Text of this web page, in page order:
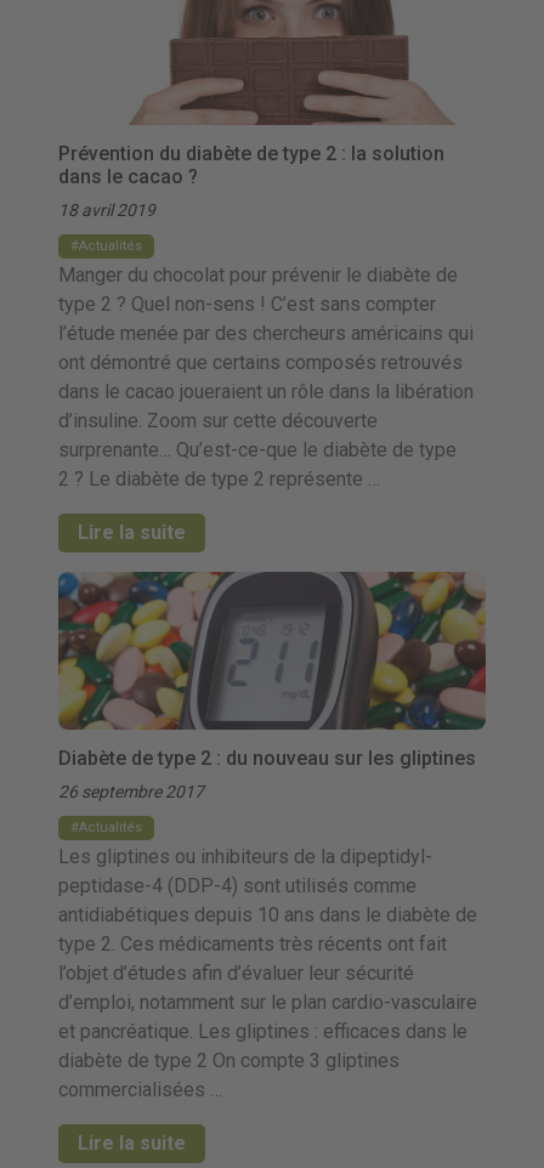
Prévention du diabète de type 2 : la solution
dans le cacao ?
18 avril 2019
Actualités
Manger du chocolat pour prévenir le diabète de
type 2 ? Quel non-sens ! C’est sans compter
l’étude menée par des chercheurs américains qui
ont démontré que certains composés retrouvés
dans le cacao joueraient un rôle dans la libération
d’insuline. Zoom sur cette découverte
surprenante… Qu’est-ce-que le diabète de type
2 ? Le diabète de type 2 représente …
Lire la suite
Diabète de type 2 : du nouveau sur les gliptines
26 septembre 2017
Actualités
Les gliptines ou inhibiteurs de la dipeptidyl-
peptidase-4 (DDP-4) sont utilisés comme
antidiabétiques depuis 10 ans dans le diabète de
type 2. Ces médicaments très récents ont fait
l’objet d’études afin d’évaluer leur sécurité
d’emploi, notamment sur le plan cardio-vasculaire
et pancréatique. Les gliptines : efficaces dans le
diabète de type 2 On compte 3 gliptines
commercialisées …
Lire la suite